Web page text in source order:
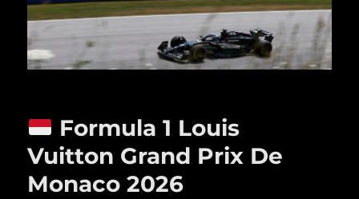
Formula 1 Louis
Vuitton Grand Prix De
Monaco 2026